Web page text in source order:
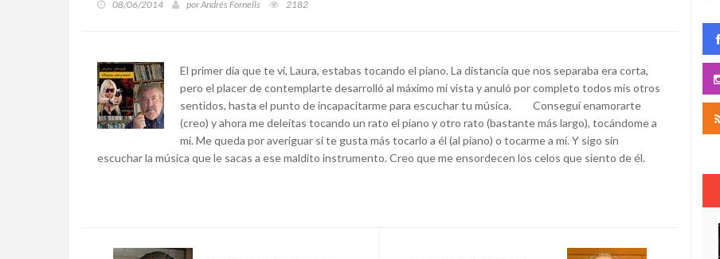
08/06/2014 porAndrés Fornells 2182
El primer día que te vi, Laura, estabas tocando el piano. La distancia que nos separaba era corta,
pero el placer de contemplarte desarrolló al máximo mi vista y anuló por completo todos mis otros
sentidos, hasta el punto de incapacitarme para escuchar tu música. Conseguí enamorarte
(creo) y ahora me deleitas tocando un rato el piano y otro rato (bastante más largo), tocándome a
mí. Me queda por averiguar si te gusta más tocarlo a él (al piano) o tocarme a mí. Y sigo sin
escuchar la música que le sacas a ese maldito instrumento. Creo que me ensordecen los celos que siento de él.